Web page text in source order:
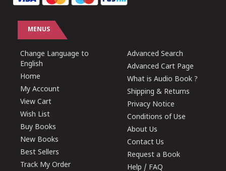
MENUS
Change Language to
English
Home
My Account
View Cart
Wish List
Buy Books
New Books
Best Sellers
Track My Order
Advanced Search
Advanced Cart Page
What is Audio Book ?
Shipping & Returns
Privacy Notice
Conditions of Use
About Us
Contact Us
Request a Book
Help / FAQ